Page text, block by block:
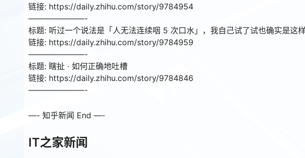
链接: https://daily.zhihu.com/story/9784954
———————-
标题: 听过一个说法是「人无法连续咽 5 次口水」，我自己试了试也确实是这
链接: https://daily.zhihu.com/story/9784959
———————-
标题: 瞎扯 · 如何正确地吐槽
链接: https://daily.zhihu.com/story/9784846
———————-
—- 知乎新闻 End —-
IT之家新闻